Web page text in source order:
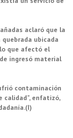
aclaró que la
ubicada
que afectó el
ingresó material
contaminación
calidad”, enfatizó,